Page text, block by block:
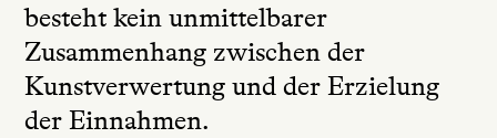
besteht kein unmittelbarer
Zusammenhang zwischen der
Kunstverwertung und der Erzielung
der Einnahmen.